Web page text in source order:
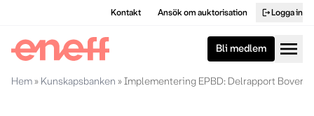
Kontakt Ansök om auktorisation logoutLogga in
Bli medlem menu
Hem» Kunskapsbanken »Implementering EPBD: Delrapport